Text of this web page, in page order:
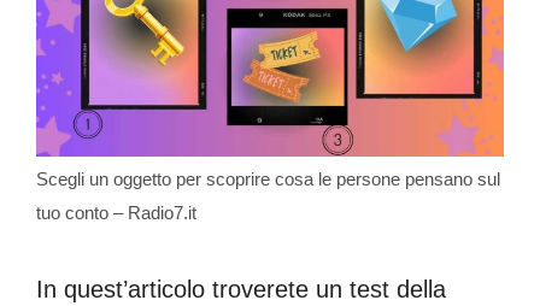
Scegli un oggetto per scoprire cosa le persone pensano sul
tuo conto – Radio7.it
In quest’articolo troverete un test della